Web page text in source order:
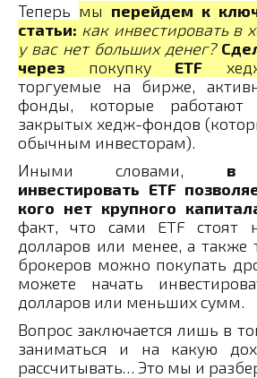
Теперь мы перейдем к
статьи: как инвестировать в
у вас нет больших денег?
через покупкуETF
торгуемые на бирже,
фонды, которые работают
закрытых хедж-фондов
обычным инвесторам).
Иными словами, в
инвестировать ETF
кого нет крупного
факт, что сами ETF стоят
долларов или менее, а также
брокеров можно покупать
можете начать
долларов или меньших сумм.
Вопрос заключается лишь в
заниматься и на какую
рассчитывать… Это мы и